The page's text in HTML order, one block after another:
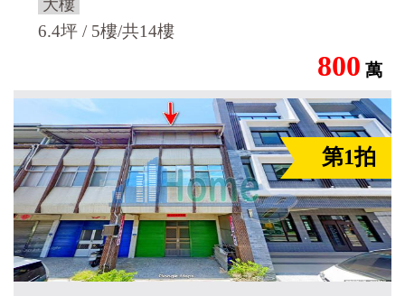
大樓
6.4坪 / 5樓/共14樓
800 萬
第1拍